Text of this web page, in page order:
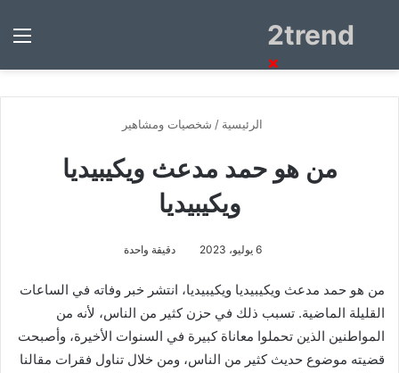
2trendبحث
الرئيسية / شخصيات ومشاهير
من هو حمد مدعث ويكيبيديا
ويكيبيديا
6 يوليو، 2023 دقيقة واحدة
من هو حمد مدعث ويكيبيديا ويكيبيديا، انتشر خبر وفاته في الساعات
القليلة الماضية. تسبب ذلك في حزن كثير من الناس، لأنه من
المواطنين الذين تحملوا معاناة كبيرة في السنوات الأخيرة، وأصبحت
قضيته موضوع حديث كثير من الناس، ومن خلال تناول فقرات مقالنا
×